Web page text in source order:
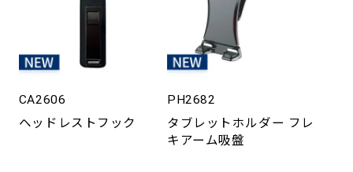
CA2606
ヘッドレストフック
PH2682
タブレットホルダー フレ
キアーム吸盤